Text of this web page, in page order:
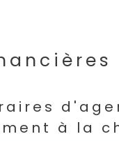
Valeurs
à la